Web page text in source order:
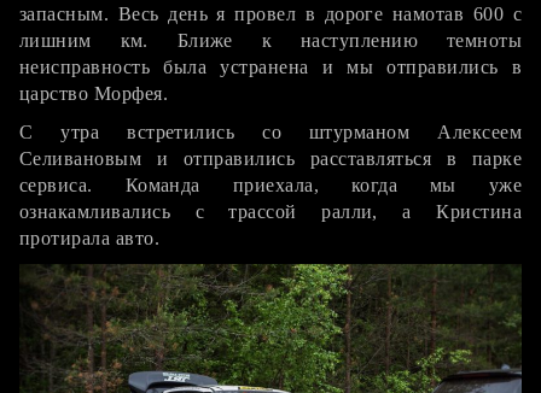
запасным. Весь день я провел в дороге намотав 600 с
лишним км. Ближе к наступлению темноты
неисправность была устранена и мы отправились в
царство Морфея.
С утра встретились со штурманом Алексеем
Селивановым и отправились расставляться в парке
сервиса. Команда приехала, когда мы уже
ознакамливались с трассой ралли, а Кристина
протирала авто.